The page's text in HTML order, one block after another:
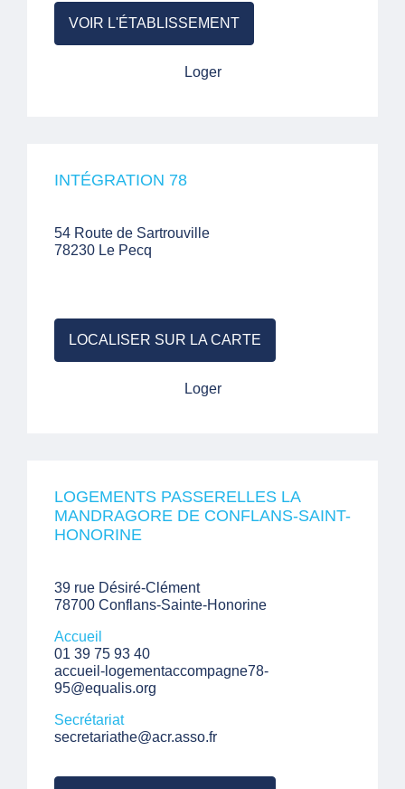
VOIR L'ÉTABLISSEMENT
Loger
INTÉGRATION 78
54 Route de Sartrouville
78230 Le Pecq
LOCALISER SUR LA CARTE
Loger
LOGEMENTS PASSERELLES LA
MANDRAGORE DE CONFLANS-SAINT-
HONORINE
39 rue Désiré-Clément
78700 Conflans-Sainte-Honorine
Accueil
01 39 75 93 40
accueil-logementaccompagne78-
95@equalis.org
Secrétariat
secretariathe@acr.asso.fr